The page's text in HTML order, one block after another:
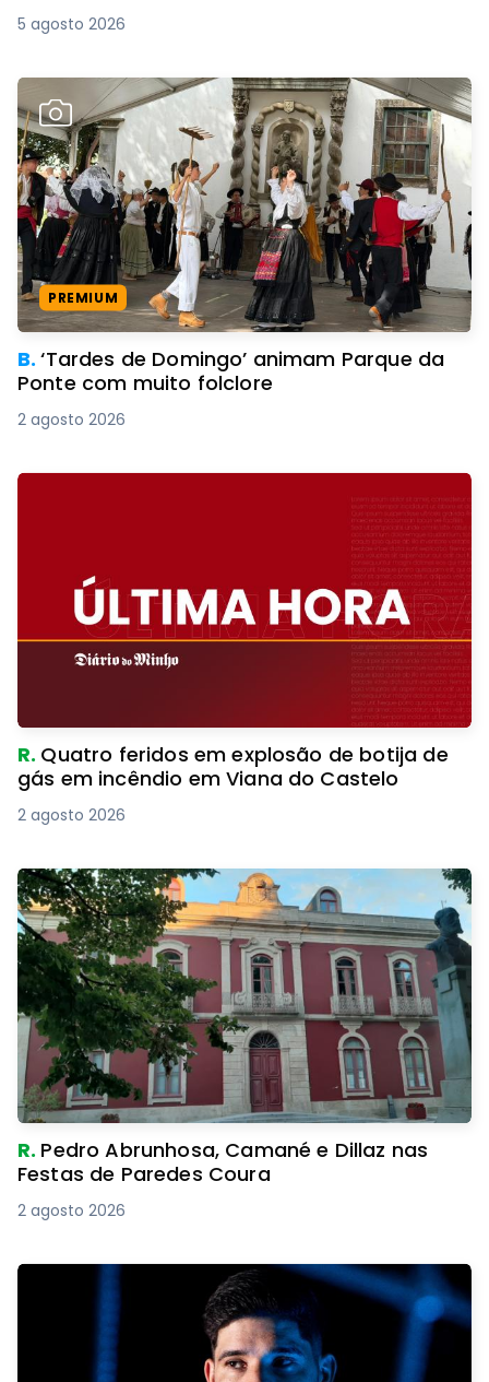
5 agosto 2026
PREMIUM
B.‘Tardes de Domingo’ animam Parque da
Ponte com muito folclore
2 agosto 2026
R. Quatro feridos em explosão de botija de
gás em incêndio em Viana do Castelo
2 agosto 2026
R. Pedro Abrunhosa, Camané e Dillaz nas
Festas de Paredes Coura
2 agosto 2026